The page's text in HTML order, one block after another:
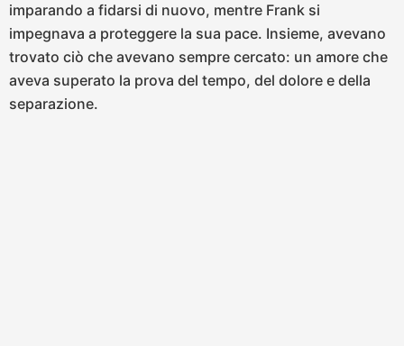
imparando a fidarsi di nuovo, mentre Frank si
impegnava a proteggere la sua pace. Insieme, avevano
trovato ciò che avevano sempre cercato: un amore che
aveva superato la prova del tempo, del dolore e della
separazione.